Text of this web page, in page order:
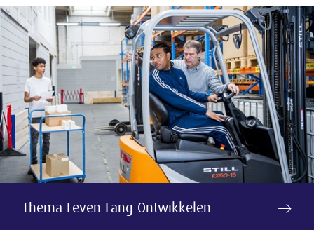
Thema Leven Lang Ontwikkelen